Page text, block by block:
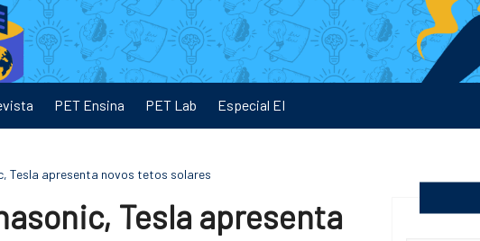
PET Ensina PET Lab Especial EI
Tesla apresenta novos tetos solares
Tesla apresenta